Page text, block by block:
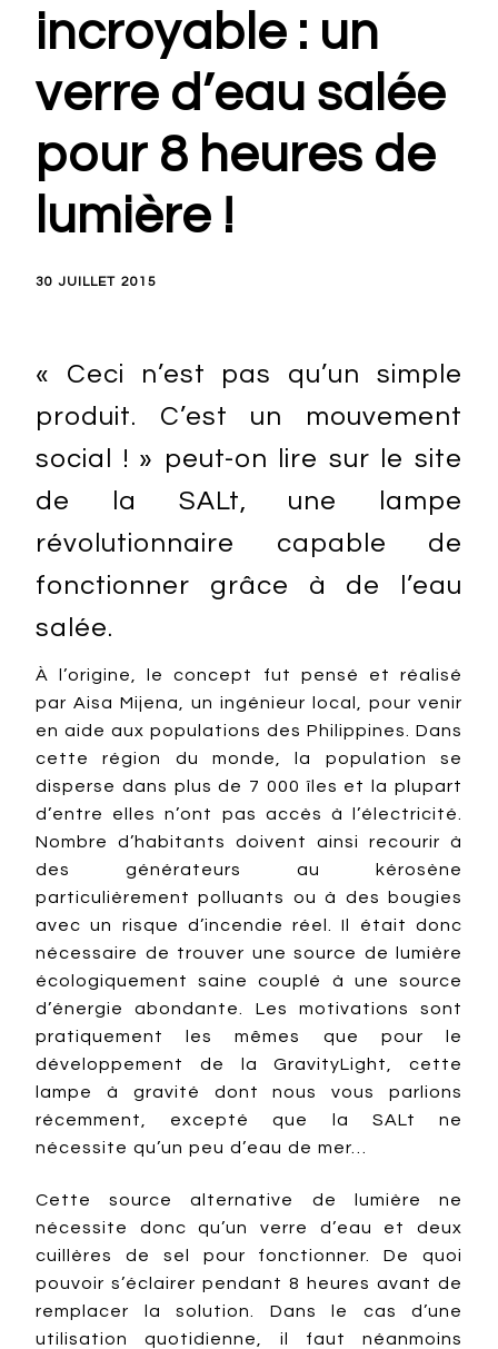
incroyable : un
verre d’eau salée
pour 8 heures de
lumière !
30 JUILLET 2015
« Ceci n’est pas qu’un simple
produit. C’est un mouvement
social ! » peut-on lire sur le site
de la SALt, une lampe
révolutionnaire capable de
fonctionner grâce à de l’eau
salée.
À l’origine, le concept fut pensé et réalisé
par Aisa Mijena, un ingénieur local, pour venir
en aide aux populations des Philippines. Dans
cette région du monde, la population se
disperse dans plus de 7 000 îles et la plupart
d’entre elles n’ont pas accès à l’électricité.
Nombre d’habitants doivent ainsi recourir à
des générateurs au kérosène
particulièrement polluants ou à des bougies
avec un risque d’incendie réel. Il était donc
nécessaire de trouver une source de lumière
écologiquement saine couplé à une source
d’énergie abondante. Les motivations sont
pratiquement les mêmes que pour le
développement de la GravityLight, cette
lampe à gravité dont nous vous parlions
récemment, excepté que la SALt ne
nécessite qu’un peu d’eau de mer…
Cette source alternative de lumière ne
nécessite donc qu’un verre d’eau et deux
cuillères de sel pour fonctionner. De quoi
pouvoir s’éclairer pendant 8 heures avant de
remplacer la solution. Dans le cas d’une
utilisation quotidienne, il faut néanmoins